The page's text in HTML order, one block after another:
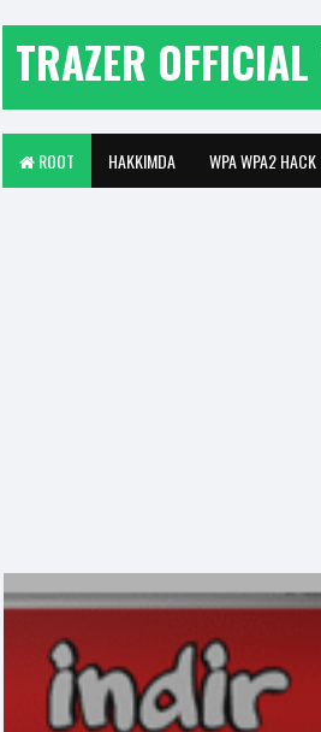
TRAZER
ROOT HAKKIMDA WPA WPA2 HACK